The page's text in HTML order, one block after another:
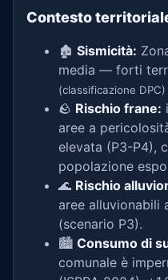
Contesto
🏚️ Sismicità:
media — forti
(classificazione DPC)
🪨 Rischio frane:
aree a
elevata (P3-P4),
popolazione
🌊 Rischio
aree alluvionabili
(scenario P3).
🏙️ Consumo di
comunale è